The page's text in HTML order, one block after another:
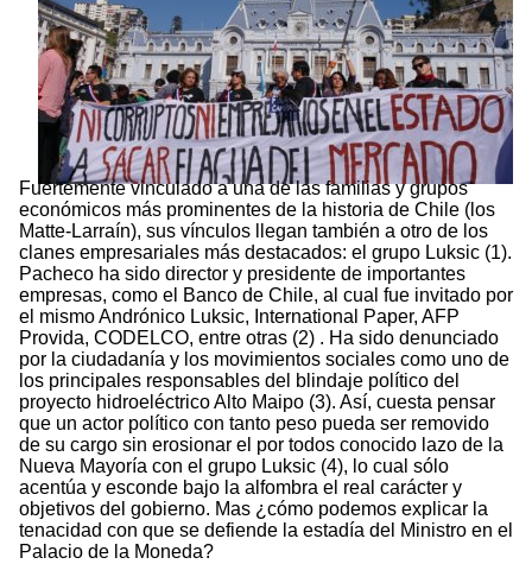
Fuertemente vinculado a una de las familias y grupos
económicos más prominentes de la historia de Chile (los
Matte-Larraín), sus vínculos llegan también a otro de los
clanes empresariales más destacados: el grupo Luksic (1).
Pacheco ha sido director y presidente de importantes
empresas, como el Banco de Chile, al cual fue invitado por
el mismo Andrónico Luksic, International Paper, AFP
Provida, CODELCO, entre otras (2) . Ha sido denunciado
por la ciudadanía y los movimientos sociales como uno de
los principales responsables del blindaje político del
proyecto hidroeléctrico Alto Maipo (3). Así, cuesta pensar
que un actor político con tanto peso pueda ser removido
de su cargo sin erosionar el por todos conocido lazo de la
Nueva Mayoría con el grupo Luksic (4), lo cual sólo
acentúa y esconde bajo la alfombra el real carácter y
objetivos del gobierno. Mas ¿cómo podemos explicar la
tenacidad con que se defiende la estadía del Ministro en el
Palacio de la Moneda?